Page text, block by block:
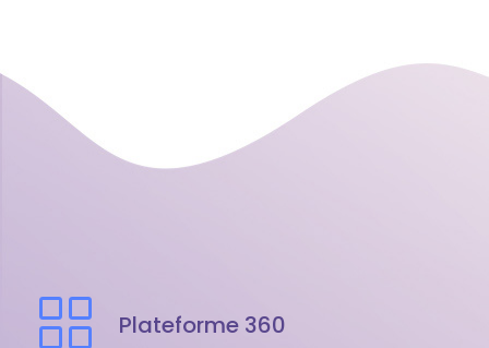
Plateforme 360